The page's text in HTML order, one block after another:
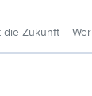
Zukunft –